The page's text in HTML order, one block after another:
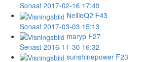
Senast 2017-02-16 17:49
NellieQ2 F43
Senast 2017-03-03 15:13
maryp F27
Senast 2016-11-30 16:32
sunshinepower F23